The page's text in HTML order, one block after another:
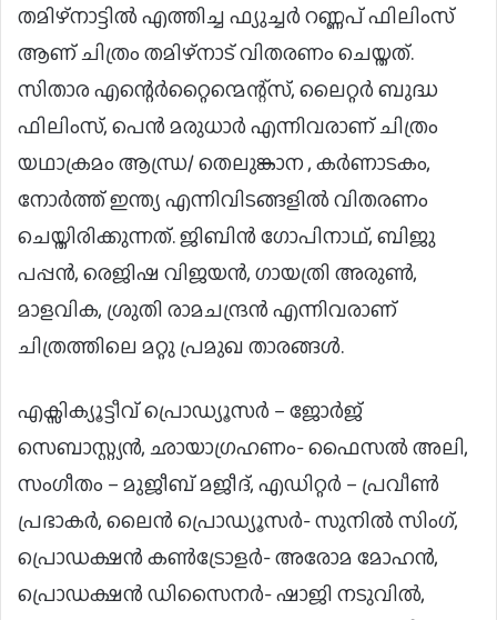
തമിഴ്‌നാട്ടിൽ എത്തിച്ച ഫ്യുച്ചർ റണ്ണപ് ഫിലിംസ്
ആണ് ചിത്രം തമിഴ്നാട് വിതരണം ചെയ്തത്.
സിതാര എന്റെർറ്റൈന്മെന്റ്സ്, ലൈറ്റർ ബുദ്ധ
ഫിലിംസ്, പെൻ മരുധാർ എന്നിവരാണ് ചിത്രം
യഥാക്രമം ആന്ധ്ര/ തെലുങ്കാന , കർണാടകം,
നോർത്ത് ഇന്ത്യ എന്നിവിടങ്ങളിൽ വിതരണം
ചെയ്തിരിക്കുന്നത്. ജിബിൻ ഗോപിനാഥ്, ബിജു
പപ്പൻ, രെജിഷ വിജയൻ, ഗായത്രി അരുൺ,
മാളവിക, ശ്രുതി രാമചന്ദ്രൻ എന്നിവരാണ്
ചിത്രത്തിലെ മറ്റു പ്രമുഖ താരങ്ങൾ.
എക്സിക്യൂട്ടീവ് പ്രൊഡ്യൂസർ – ജോർജ്
സെബാസ്റ്റ്യൻ, ഛായാഗ്രഹണം- ഫൈസൽ അലി,
സംഗീതം – മുജീബ് മജീദ്, എഡിറ്റർ – പ്രവീൺ
പ്രഭാകർ, ലൈൻ പ്രൊഡ്യൂസർ- സുനിൽ സിംഗ്,
പ്രൊഡക്ഷൻ കൺട്രോളർ- അരോമ മോഹൻ,
പ്രൊഡക്ഷൻ ഡിസൈനർ- ഷാജി നടുവിൽ,